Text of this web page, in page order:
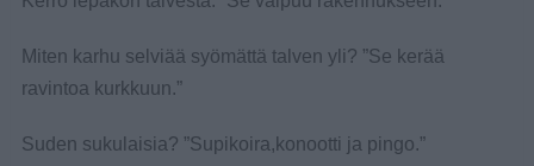
Miten karhu selviää syömättä talven yli? ”Se kerää
ravintoa kurkkuun.”
Suden sukulaisia? ”Supikoira,konootti ja pingo.”